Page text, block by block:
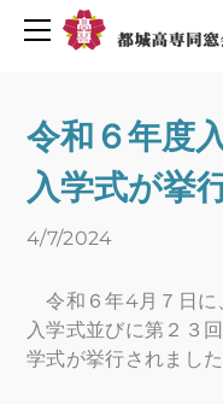
令和６年度
入学式が挙
4/7/2024
令和６年4月７日に
入学式並びに第２３
学式が挙行されました
会費
都城高専
平成